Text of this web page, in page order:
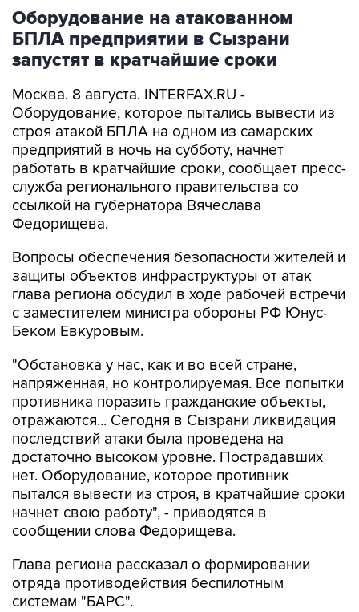
Оборудование на атакованном
БПЛА предприятии в Сызрани
запустят в кратчайшие сроки
Москва. 8 августа. INTERFAX.RU -
Оборудование, которое пытались вывести из
строя атакой БПЛА на одном из самарских
предприятий в ночь на субботу, начнет
работать в кратчайшие сроки, сообщает пресс-
служба регионального правительства со
ссылкой на губернатора Вячеслава
Федорищева.
Вопросы обеспечения безопасности жителей и
защиты объектов инфраструктуры от атак
глава региона обсудил в ходе рабочей встречи
с заместителем министра обороны РФ Юнус-
Беком Евкуровым.
"Обстановка у нас, как и во всей стране,
напряженная, но контролируемая. Все попытки
противника поразить гражданские объекты,
отражаются... Сегодня в Сызрани ликвидация
последствий атаки была проведена на
достаточно высоком уровне. Пострадавших
нет. Оборудование, которое противник
пытался вывести из строя, в кратчайшие сроки
начнет свою работу", - приводятся в
сообщении слова Федорищева.
Глава региона рассказал о формировании
отряда противодействия беспилотным
системам "БАРС".